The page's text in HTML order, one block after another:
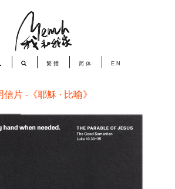
繁體 简体 EN
信片 -《耶穌 · 比喻》